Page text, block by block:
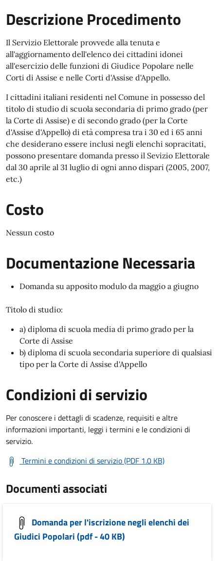
Descrizione Procedimento
Il Servizio Elettorale provvede alla tenuta e
all'aggiornamento dell'elenco dei cittadini idonei
all'esercizio delle funzioni di Giudice Popolare nelle
Corti di Assise e nelle Corti d'Assise d'Appello.
I cittadini italiani residenti nel Comune in possesso del
titolo di studio di scuola secondaria di primo grado (per
la Corte di Assise) e di secondo grado (per la Corte
d'Assise d'Appello) di età compresa tra i 30 ed i 65 anni
che desiderano essere inclusi negli elenchi sopracitati,
possono presentare domanda presso il Sevizio Elettorale
dal 30 aprile al 31 luglio di ogni anno dispari (2005, 2007,
etc.)
Costo
Nessun costo
Documentazione Necessaria
Domanda su apposito modulo da maggio a giugno
Titolo di studio:
a) diploma di scuola media di primo grado per la
Corte di Assise
b) diploma di scuola secondaria superiore di qualsiasi
tipo per la Corte di Assise d'Appello
Condizioni di servizio
Per conoscere i dettagli di scadenze, requisiti e altre
informazioni importanti, leggi i termini e le condizioni di
servizio.
Termini e condizioni di servizio (PDF 1.0 KB)
Documenti associati
Domanda per l'iscrizione negli elenchi dei
Giudici Popolari (pdf - 40 KB)